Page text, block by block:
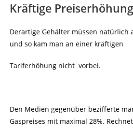
Kräftige
Derartige Gehälter müssen natürlich
und so kam man an einer kräftigen
Tariferhöhung nicht vorbei.
Den Medien gegenüber bezifferte
Gaspreises mit maximal 28%. Rechnet